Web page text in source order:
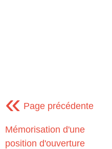
« Page précédente
Mémorisation d'une
position d'ouverture